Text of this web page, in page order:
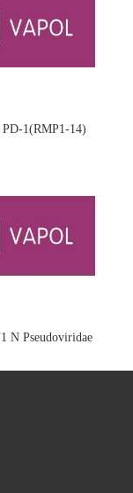
PD-1(RMP1-14)
N Pseudoviridae